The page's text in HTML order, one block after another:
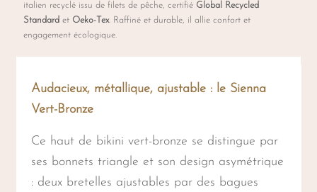
italien recyclé issu de filets de pêche, certifié Global Recycled
Standard et Oeko-Tex. Raffiné et durable, il allie confort et
engagement écologique.
Audacieux, métallique, ajustable : le Sienna
Vert-Bronze
Ce haut de bikini vert-bronze se distingue par
ses bonnets triangle et son design asymétrique
: deux bretelles ajustables par des bagues